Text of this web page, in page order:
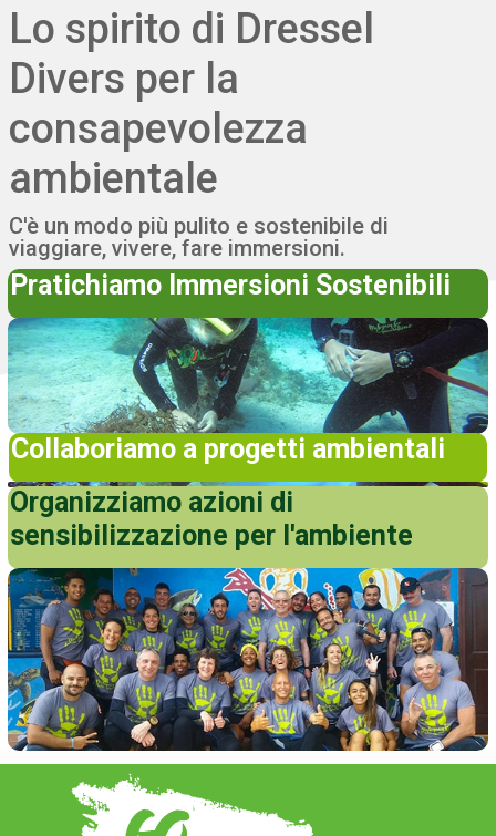
English
Español
Deutsch
Français
Lo spirito di Dressel
Divers per la
consapevolezza
ambientale
C'è un modo più pulito e sostenibile di
viaggiare, vivere, fare immersioni.
Pratichiamo Immersioni Sostenibili
Collaboriamo a progetti ambientali
Organizziamo azioni di
sensibilizzazione per l'ambiente